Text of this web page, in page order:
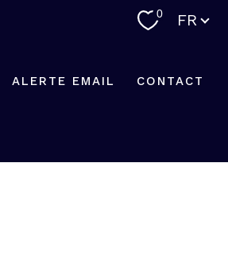
0 FR
ALERTE EMAIL CONTACT